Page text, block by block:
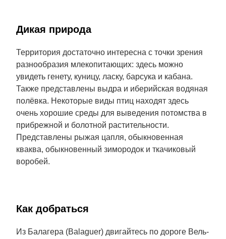
Дикая природа
Территория достаточно интересна с точки зрения
разнообразия млекопитающих: здесь можно
увидеть генету, куницу, ласку, барсука и кабана.
Также представлены выдра и иберийская водяная
полёвка. Некоторые виды птиц находят здесь
очень хорошие среды для выведения потомства в
прибрежной и болотной растительности.
Представлены рыжая цапля, обыкновенная
кваква, обыкновенный зимородок и ткачиковый
воробей.
Как добраться
Из Балагера (Balaguer) двигайтесь по дороге Вель-